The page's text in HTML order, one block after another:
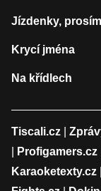
Jízdenky,
Krycí jména
Na křídlech
Tiscali.cz
Profigamers.cz
Karaoketexty.cz